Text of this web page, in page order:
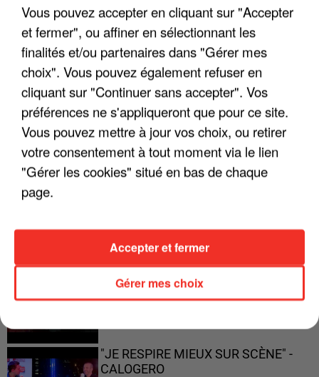
LES INTERVIEWS CHANTE
FRANCE
Voir plus
"JE SUIS À DISPOSITION DES
ENFOIRÉS"
"ON A TOUS LE TRAC"
"ON N'EST PAS DES PARENTS
"JE RESPIRE MIEUX SUR SCÈNE" -
CALOGERO
Vous pouvez accepter en cliquant sur "Accepter
et fermer", ou affiner en sélectionnant les
finalités et/ou partenaires dans "Gérer mes
choix". Vous pouvez également refuser en
cliquant sur "Continuer sans accepter". Vos
préférences ne s'appliqueront que pour ce site.
Vous pouvez mettre à jour vos choix, ou retirer
votre consentement à tout moment via le lien
"Gérer les cookies" situé en bas de chaque
page.
Gérer mes choix
Accepter et fermer